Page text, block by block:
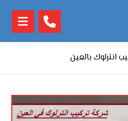
انترلوك بالعين